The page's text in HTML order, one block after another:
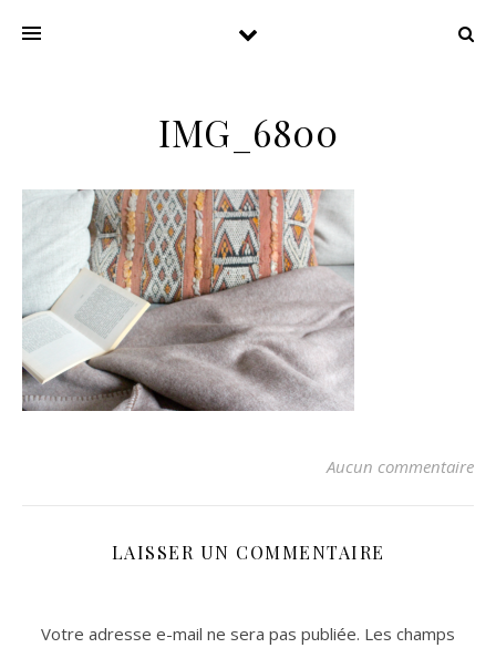
IMG_6800
Aucun commentaire
LAISSER UN COMMENTAIRE
Votre adresse e-mail ne sera pas publiée. Les champs